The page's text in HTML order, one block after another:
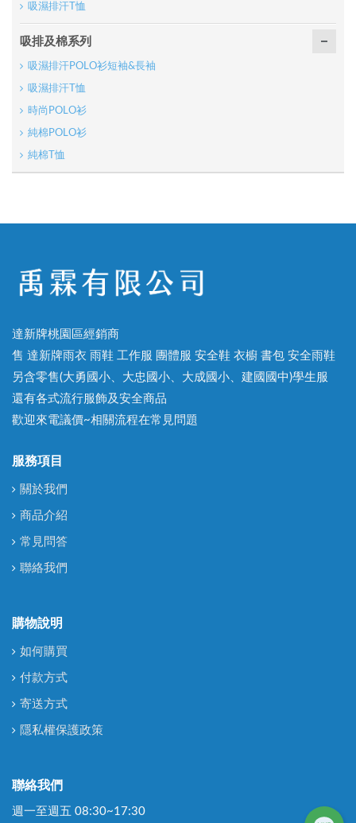
吸濕排汗T恤
吸排及棉系列
吸濕排汗POLO衫短袖&長袖
吸濕排汗T恤
時尚POLO衫
純棉POLO衫
純棉T恤
達新牌桃園區經銷商
售 達新牌雨衣 雨鞋 工作服 團體服 安全鞋 衣櫥 書包 安全雨鞋
另含零售(大勇國小、大忠國小、大成國小、建國國中)學生服
還有各式流行服飾及安全商品
歡迎來電議價~相關流程在常見問題
服務項目
關於我們
商品介紹
常見問答
聯絡我們
購物說明
如何購買
付款方式
寄送方式
隱私權保護政策
聯絡我們
週一至週五 08:30~17:30